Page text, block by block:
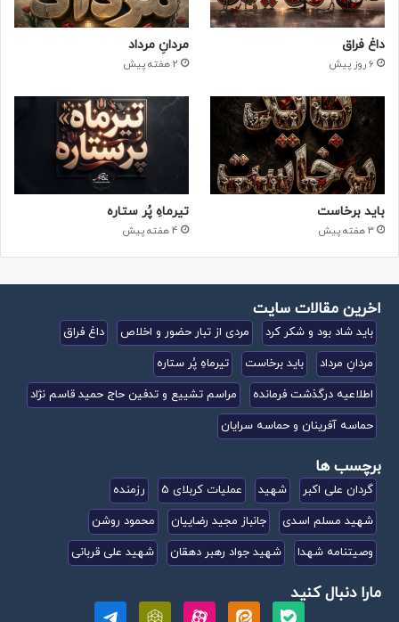
داغ فراق
6 روز پیش
مردانِ مرداد
2 هفته پیش
باید برخاست
3 هفته پیش
تیرماهِ پُر ستاره
4 هفته پیش
اخرین مقالات سایت
باید شاد بود و شکر کرد مردی از تبار حضور و اخلاص
داغ فراق
مردانِ مرداد
باید برخاست
تیرماهِ پُر ستاره
اطلاعیه درگذشت فرمانده
مراسم تشییع و تدفین حاج حمید قاسم نژاد
حماسه آفرینان و حماسه سرایان
برچسب ها
گردان علی اکبر شهید عملیات کربلای 5
رزمنده
شهید مسلم اسدی
جانباز مجید رضاییان
محمود روشن
وصیتنامه شهدا
شهید جواد رهبر دهقان شهید علی قربانی
مارا دنبال کنید